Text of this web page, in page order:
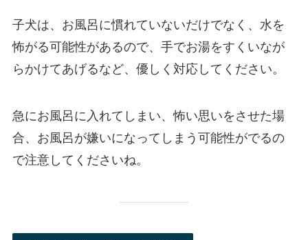
子犬は、お風呂に慣れていないだけでなく、水を
怖がる可能性があるので、手でお湯をすくいなが
らかけてあげるなど、優しく対応してください。
急にお風呂に入れてしまい、怖い思いをさせた場
合、お風呂が嫌いになってしまう可能性がでるの
で注意してくださいね。